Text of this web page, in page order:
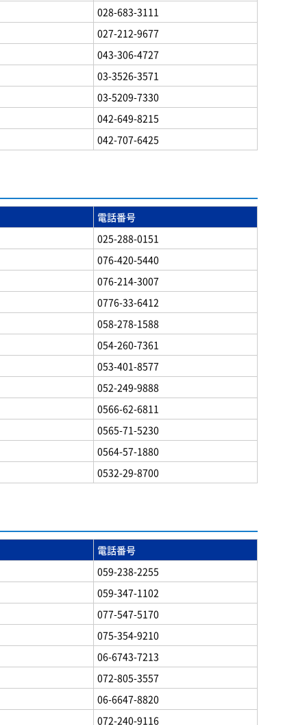
028-683-3111
027-212-9677
043-306-4727
03-3526-3571
03-5209-7330
042-649-8215
042-707-6425
電話番号
025-288-0151
076-420-5440
076-214-3007
0776-33-6412
058-278-1588
054-260-7361
053-401-8577
052-249-9888
0566-62-6811
0565-71-5230
0564-57-1880
0532-29-8700
電話番号
059-238-2255
059-347-1102
077-547-5170
075-354-9210
06-6743-7213
072-805-3557
06-6647-8820
072-240-9116